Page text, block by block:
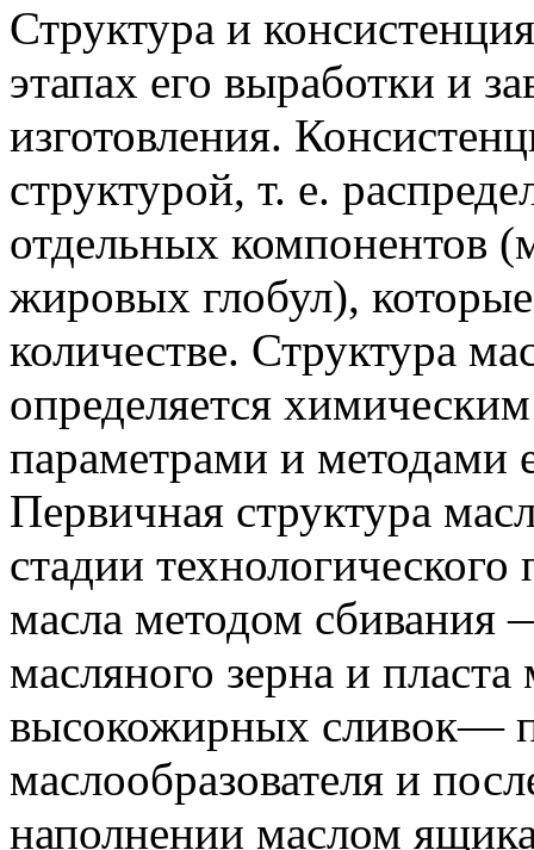
Структура и
этапах его выработки и
изготовления.
структурой, т. е.
отдельных компонентов
жировых глобул),
количестве. Структура
определяется
параметрами и методами
Первичная структура
стадии
масла методом сбивания
масляного зерна и
высокожирных сливок—
маслообразователя и
наполнении маслом